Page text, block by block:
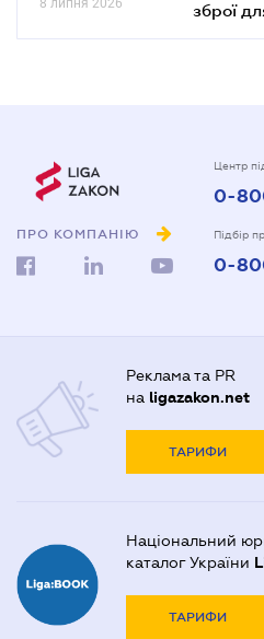
зброї
ПРО КОМПАНІЮ
Центр
0-
Підбір
0-
Реклама та PR
на ligazakon.net
ТАРИФИ
Національний
каталог України
ТАРИФИ